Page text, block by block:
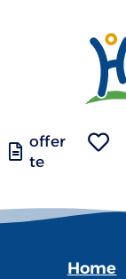
offer
te
Home